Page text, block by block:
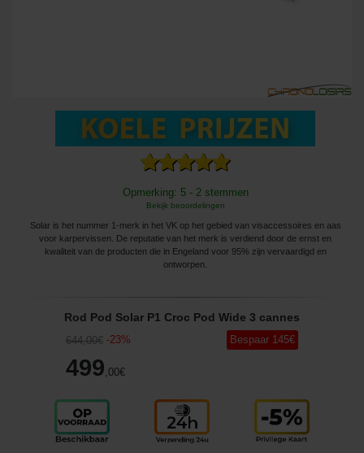
Opmerking: 5 - 2 stemmen
Bekijk beoordelingen
Solar is het nummer 1-merk in het VK op het gebied van visaccessoires en aas
voor karpervissen. De reputatie van het merk is verdiend door de ernst en
kwaliteit van de producten die in Engeland voor 95% zijn vervaardigd en
ontworpen.
Rod Pod Solar P1 Croc Pod Wide 3 cannes
644,00€ -23%
499 ,00€
Bespaar 145€